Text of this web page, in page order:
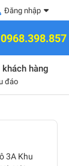
Đăng nhập
0968.398.857
hàng
đáo
3A Khu